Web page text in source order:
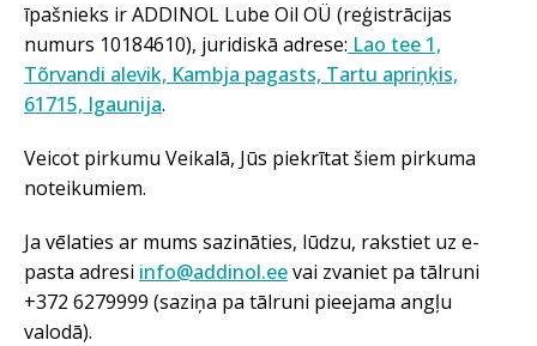
īpašnieks ir ADDINOL Lube Oil OÜ (reģistrācijas
numurs 10184610), juridiskā adrese: Lao tee 1,
Tõrvandi alevik, Kambja pagasts, Tartu apriņķis,
61715, Igaunija.
Veicot pirkumu Veikalā, Jūs piekrītat šiem pirkuma
noteikumiem.
Ja vēlaties ar mums sazināties, lūdzu, rakstiet uz e-
pasta adresi info@addinol.eevai zvaniet pa tālruni
+372 6279999 (saziņa pa tālruni pieejama angļu
valodā).